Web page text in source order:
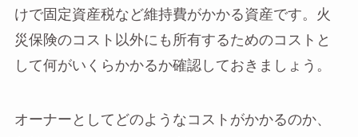
けで固定資産税など維持費がかかる資産です。火
災保険のコスト以外にも所有するためのコストと
して何がいくらかかるか確認しておきましょう。
オーナーとしてどのようなコストがかかるのか、